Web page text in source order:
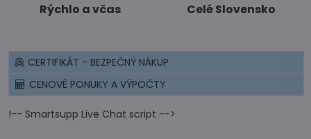
Rýchlo a včas Celé Slovensko
CERTIFIKÁT - BEZPEČNÝ NÁKUP
CENOVÉ PONUKY A VÝPOČTY
!-- Smartsupp Live Chat script -->